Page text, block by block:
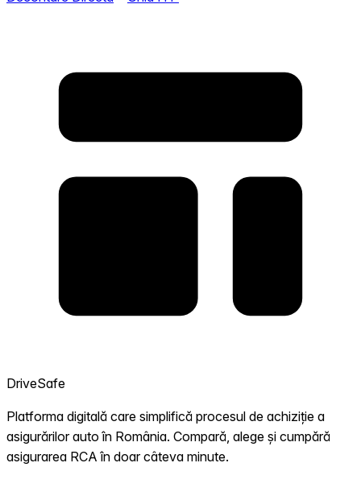
DriveSafe
Platforma digitală care simplifică procesul de achiziție a
asigurărilor auto în România. Compară, alege și cumpără
asigurarea RCA în doar câteva minute.